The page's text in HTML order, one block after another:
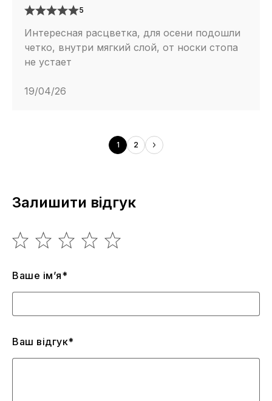
5
Интересная расцветка, для осени подошли
четко, внутри мягкий слой, от носки стопа
не устает
19/04/26
1 2
Залишити відгук
Ваше ім’я*
Ваш відгук*